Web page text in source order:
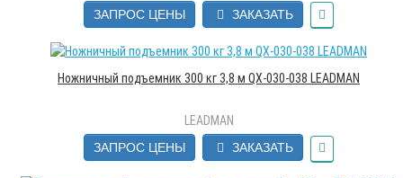
ЗАПРОС ЦЕНЫ
ЗАКАЗАТЬ
Ножничный подъемник 300 кг 3,8 м QX-030-038 LEADMAN
LEADMAN
ЗАПРОС ЦЕНЫ
ЗАКАЗАТЬ